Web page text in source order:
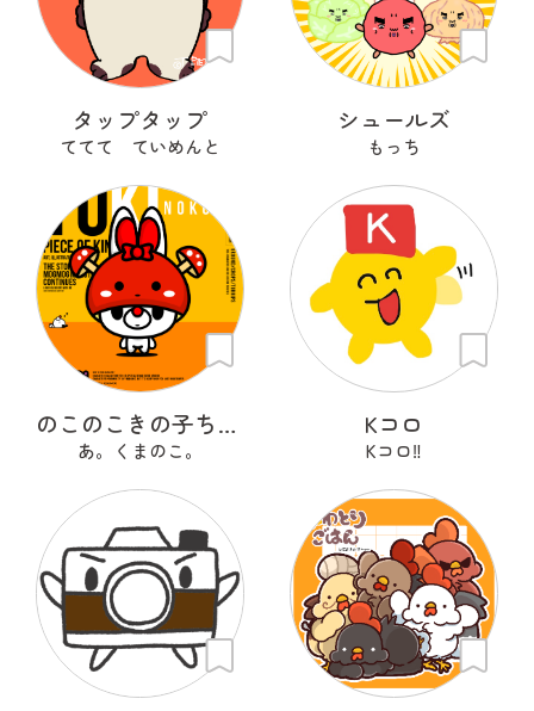
タップタップ
ててて ていめんと
シュールズ
もっち
のこのこきの子ちゃん
あ。くまのこ。
Kコロ
Kコロ‼︎